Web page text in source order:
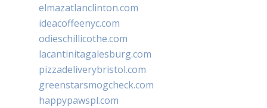
elmazatlanclinton.com
ideacoffeenyc.com
odieschillicothe.com
lacantinitagalesburg.com
pizzadeliverybristol.com
greenstarsmogcheck.com
happypawspl.com